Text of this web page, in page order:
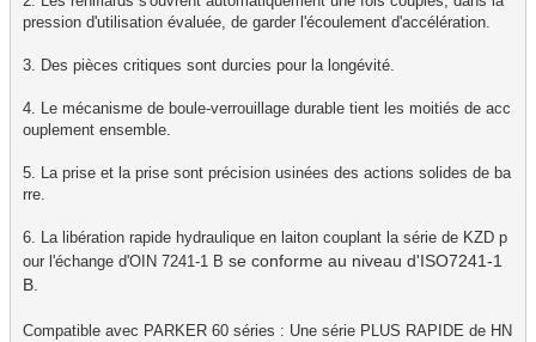
pression d'utilisation évaluée, de garder l'écoulement d'accélération.
3. Des pièces critiques sont durcies pour la longévité.
4. Le mécanisme de boule-verrouillage durable tient les moitiés de acc
ouplement ensemble.
5. La prise et la prise sont précision usinées des actions solides de ba
rre.
6. La libération rapide hydraulique en laiton couplant la série de KZD p
our l'échange d'OIN 7241-1 B se conforme au niveau d'ISO7241-1
B.
Compatible avec PARKER 60 séries : Une série PLUS RAPIDE de HN